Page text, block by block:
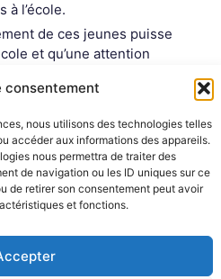
consentement
nous utilisons des technologies telles
accéder aux informations des appareils.
nous permettra de traiter des
de navigation ou les ID uniques sur ce
de retirer son consentement peut avoir
et fonctions.
à l’école.
de ces jeunes puisse
et qu’une attention
spécifique(s).
desAPI lunchsont été
le bien-être des